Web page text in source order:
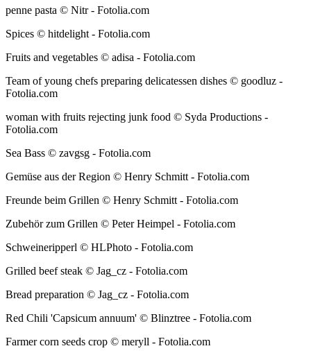
penne pasta © Nitr - Fotolia.com
Spices © hitdelight - Fotolia.com
Fruits and vegetables © adisa - Fotolia.com
Team of young chefs preparing delicatessen dishes © goodluz -
Fotolia.com
woman with fruits rejecting junk food © Syda Productions -
Fotolia.com
Sea Bass © zavgsg - Fotolia.com
Gemüse aus der Region © Henry Schmitt - Fotolia.com
Freunde beim Grillen © Henry Schmitt - Fotolia.com
Zubehör zum Grillen © Peter Heimpel - Fotolia.com
Schweineripperl © HLPhoto - Fotolia.com
Grilled beef steak © Jag_cz - Fotolia.com
Bread preparation © Jag_cz - Fotolia.com
Red Chili 'Capsicum annuum' © Blinztree - Fotolia.com
Farmer corn seeds crop © meryll - Fotolia.com